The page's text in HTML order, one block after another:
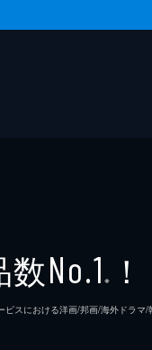
数No.1 ※ ！
スにおける洋画/邦画/海外ドラマ/